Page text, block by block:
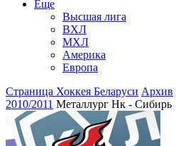
Еще
Высшая лига
ВХЛ
МХЛ
Америка
Европа
Страница Хоккея Беларуси Архив
2010/2011 Металлург Нк - Сибирь